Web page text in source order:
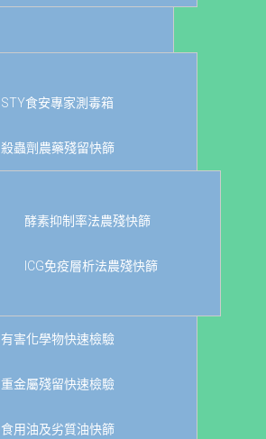
STY食安專家測毒箱
殺蟲劑農藥殘留快篩
酵素抑制率法農殘快篩
ICG免疫層析法農殘快篩
有害化學物快速檢驗
重金屬殘留快速檢驗
食用油及劣質油快篩